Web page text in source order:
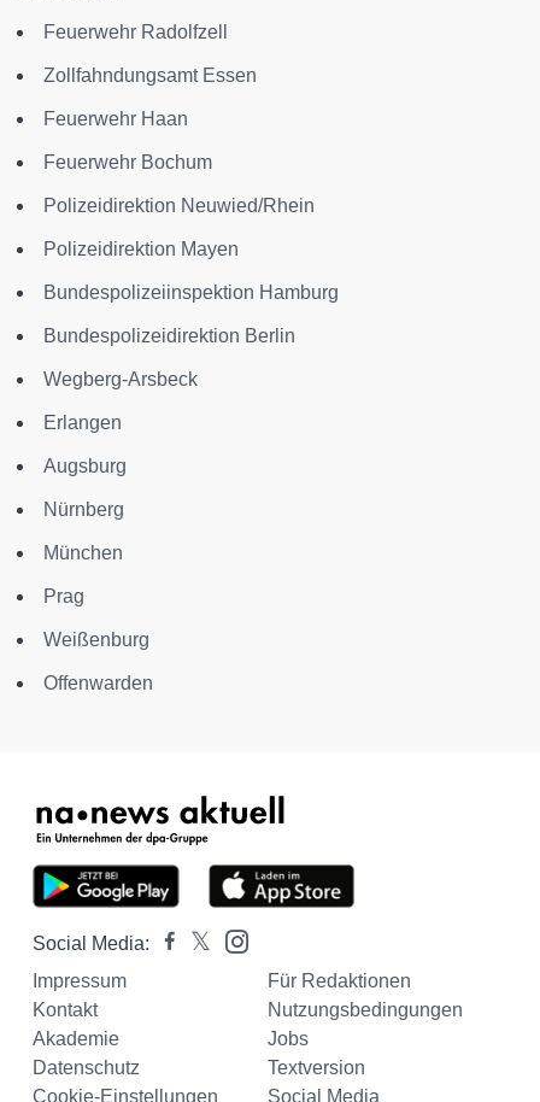
Feuerwehr Radolfzell
Zollfahndungsamt Essen
Feuerwehr Haan
Feuerwehr Bochum
Polizeidirektion Neuwied/Rhein
Polizeidirektion Mayen
Bundespolizeiinspektion Hamburg
Bundespolizeidirektion Berlin
Wegberg-Arsbeck
Erlangen
Augsburg
Nürnberg
München
Prag
Weißenburg
Offenwarden
Social Media:
Impressum
Für Redaktionen
Kontakt
Nutzungsbedingungen
Akademie
Jobs
Datenschutz
Textversion
Cookie-Einstellungen
Social Media